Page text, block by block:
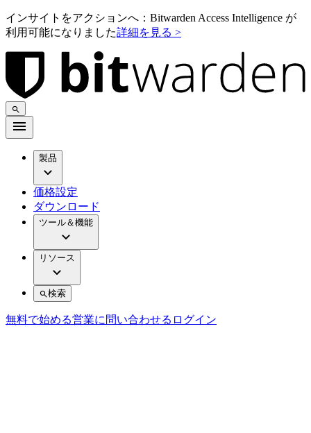
インサイトをアクションへ：Bitwarden Access Intelligence が
利用可能になりました詳細を見る >
製品
価格設定
ダウンロード
ツール＆機能
リソース
検索
無料で始める営業に問い合わせる ログイン